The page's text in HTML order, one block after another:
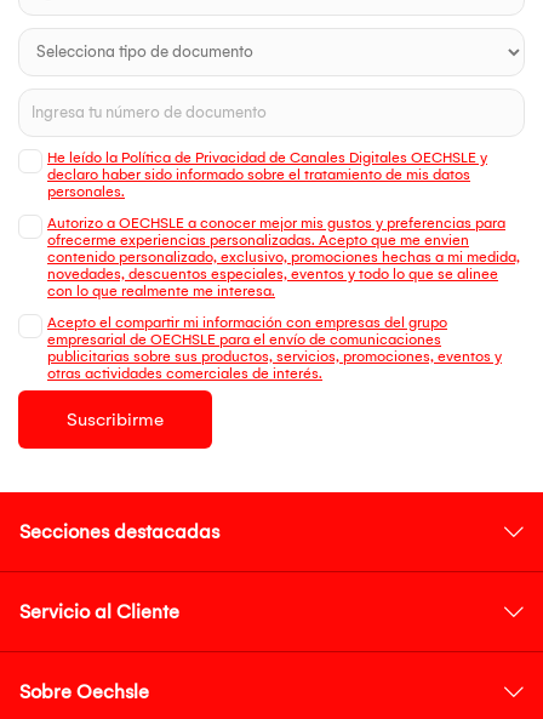
He leído la Política de Privacidad de Canales Digitales OECHSLE y
declaro haber sido informado sobre el tratamiento de mis datos
personales.
Autorizo a OECHSLE a conocer mejor mis gustos y preferencias para
ofrecerme experiencias personalizadas. Acepto que me envien
contenido personalizado, exclusivo, promociones hechas a mi medida,
novedades, descuentos especiales, eventos y todo lo que se alinee
con lo que realmente me interesa.
Acepto el compartir mi información con empresas del grupo
empresarial de OECHSLE para el envío de comunicaciones
publicitarias sobre sus productos, servicios, promociones, eventos y
otras actividades comerciales de interés.
Suscribirme
Secciones destacadas
Servicio al Cliente
Sobre Oechsle